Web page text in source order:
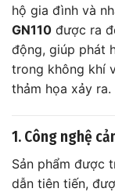
hộ gia đình và
GN110 được ra
động, giúp phát
trong không khí
thảm họa xảy ra.
1. Công nghệ
Sản phẩm được
dẫn tiên tiến,